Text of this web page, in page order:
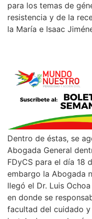
para los temas de
resistencia y de la
la María e Isaac
Dentro de éstas, se
Abogada General
FDyCS para el día 18
embargo la Abogada
llegó el Dr. Luis
en donde se
facultad del cuidado